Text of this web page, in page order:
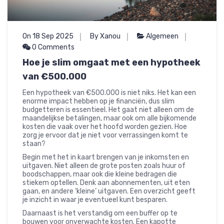
On 18 Sep 2025 By Xanou
Algemeen
0 Comments
Hoe je slim omgaat met een hypotheek
van €500.000
Een hypotheek van €500.000 is niet niks. Het kan een
enorme impact hebben op je financiën, dus slim
budgetteren is essentieel. Het gaat niet alleen om de
maandelijkse betalingen, maar ook om alle bijkomende
kosten die vaak over het hoofd worden gezien. Hoe
zorg je ervoor dat je niet voor verrassingen komt te
staan?
Begin met het in kaart brengen van je inkomsten en
uitgaven. Niet alleen de grote posten zoals huur of
boodschappen, maar ook die kleine bedragen die
stiekem optellen. Denk aan abonnementen, uit eten
gaan, en andere ‘kleine’ uitgaven. Een overzicht geeft
je inzicht in waar je eventueel kunt besparen.
Daarnaast is het verstandig om een buffer op te
bouwen voor onverwachte kosten. Een kapotte